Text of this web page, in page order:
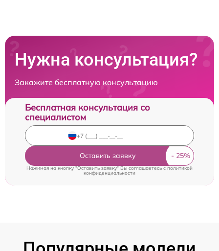
Нужна консультация?
Закажите бесплатную консультацию
Бесплатная консультация со
специалистом
Оставить заявку
Нажимая на кнопку "Оставить заявку" Вы соглашаетесь c политикой
конфиденциальности